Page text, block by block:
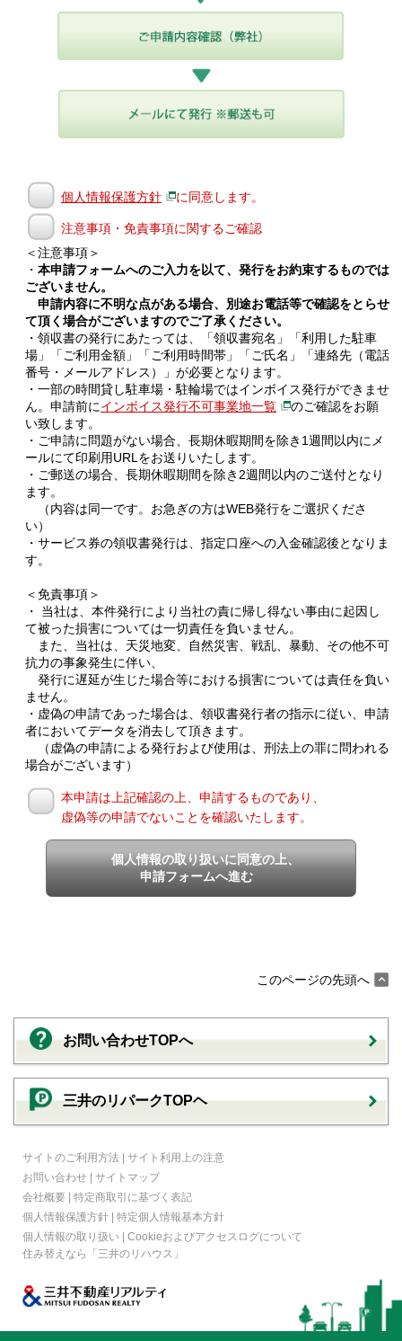
個人情報保護方針 に同意します。
注意事項・免責事項に関するご確認
＜注意事項＞
・ 本申請フォームへのご入力を以て、発行をお約束するものでは
ございません。
申請内容に不明な点がある場合、別途お電話等で確認をとらせ
て頂く場合がございますのでご了承ください。
・領収書の発行にあたっては、「領収書宛名」「利用した駐車
場」「ご利用金額」「ご利用時間帯」「ご氏名」「連絡先（電話
番号・メールアドレス）」が必要となります。
・一部の時間貸し駐車場・駐輪場ではインボイス発行ができませ
ん。申請前にインボイス発行不可事業地一覧
のご確認をお願
い致します。
・ご申請に問題がない場合、長期休暇期間を除き1週間以内にメ
ールにて印刷用URLをお送りいたします。
・ご郵送の場合、長期休暇期間を除き2週間以内のご送付となり
ます。
（内容は同一です。お急ぎの方はWEB発行をご選択くださ
い）
・サービス券の領収書発行は、指定口座への入金確認後となりま
す。
＜免責事項＞
・ 当社は、本件発行により当社の責に帰し得ない事由に起因し
て被った損害については一切責任を負いません。
また、当社は、天災地変、自然災害、戦乱、暴動、その他不可
抗力の事象発生に伴い、
発行に遅延が生じた場合等における損害については責任を負い
ません。
・虚偽の申請であった場合は、領収書発行者の指示に従い、申請
者においてデータを消去して頂きます。
（虚偽の申請による発行および使用は、刑法上の罪に問われる
場合がございます）
本申請は上記確認の上、申請するものであり、
虚偽等の申請でないことを確認いたします。
個人情報の取り扱いに同意の上、
申請フォームへ進む
このページの先頭へ
お問い合わせTOPへ
三井のリパークTOPヘ
サイトのご利用方法 | サイト利用上の注意
お問い合わせ | サイトマップ
会社概要 | 特定商取引に基づく表記
個人情報保護方針 | 特定個人情報基本方針
個人情報の取り扱い | Cookieおよびアクセスログについて
住み替えなら
「三井のリハウス」